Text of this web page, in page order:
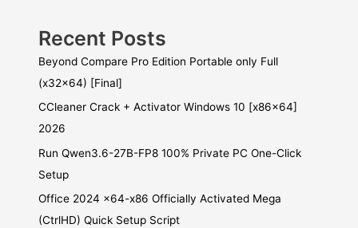
Recent Posts
Beyond Compare Pro Edition Portable only Full
(x32x64) [Final]
CCleaner Crack + Activator Windows 10 [x86x64]
2026
Run Qwen3.6-27B-FP8 100% Private PC One-Click
Setup
Office 2024 x64-x86 Officially Activated Mega
(CtrlHD) Quick Setup Script